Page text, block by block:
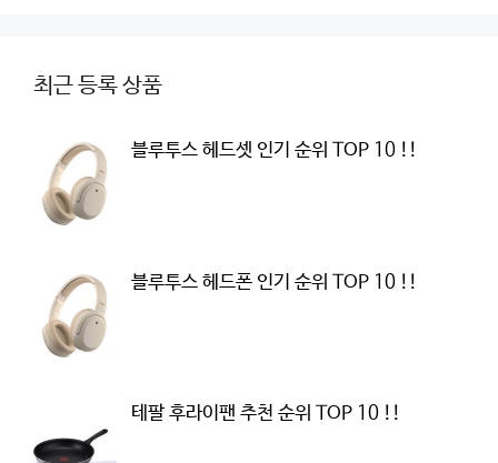
최근 등록 상품
블루투스 헤드셋 인기 순위 TOP 10 !!
블루투스 헤드폰 인기 순위 TOP 10 !!
테팔 후라이팬 추천 순위 TOP 10 !!